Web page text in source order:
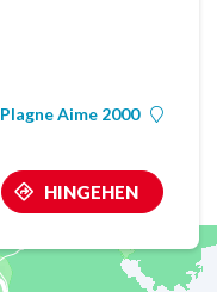
Plagne Aime 2000
HINGEHEN